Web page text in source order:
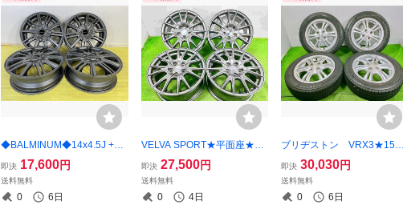
◆BALMINUM◆14x4.5J +45
4穴 100 中古 アルミホイール
4本【青森発 送料無料】AOM
-B0764★14インチ テーパ
ーナット専用
即決 17,600円
送料無料
0 6日
VELVA SPORT★平面座★15
x6.5J +40 5穴 100 中古 アル
ミホイール 4本【宮城発送料
無料】MYG-C17142
即決 27,500円
送料無料
0 4日
ブリヂストン VRX3★155/
65R14 75Q 14x4.5J +44 4
穴 100タイヤホイールセット
4本 スタッドレス 【送料無
料】MYG-C17262★冬
即決 30,030円
送料無料
0 6日